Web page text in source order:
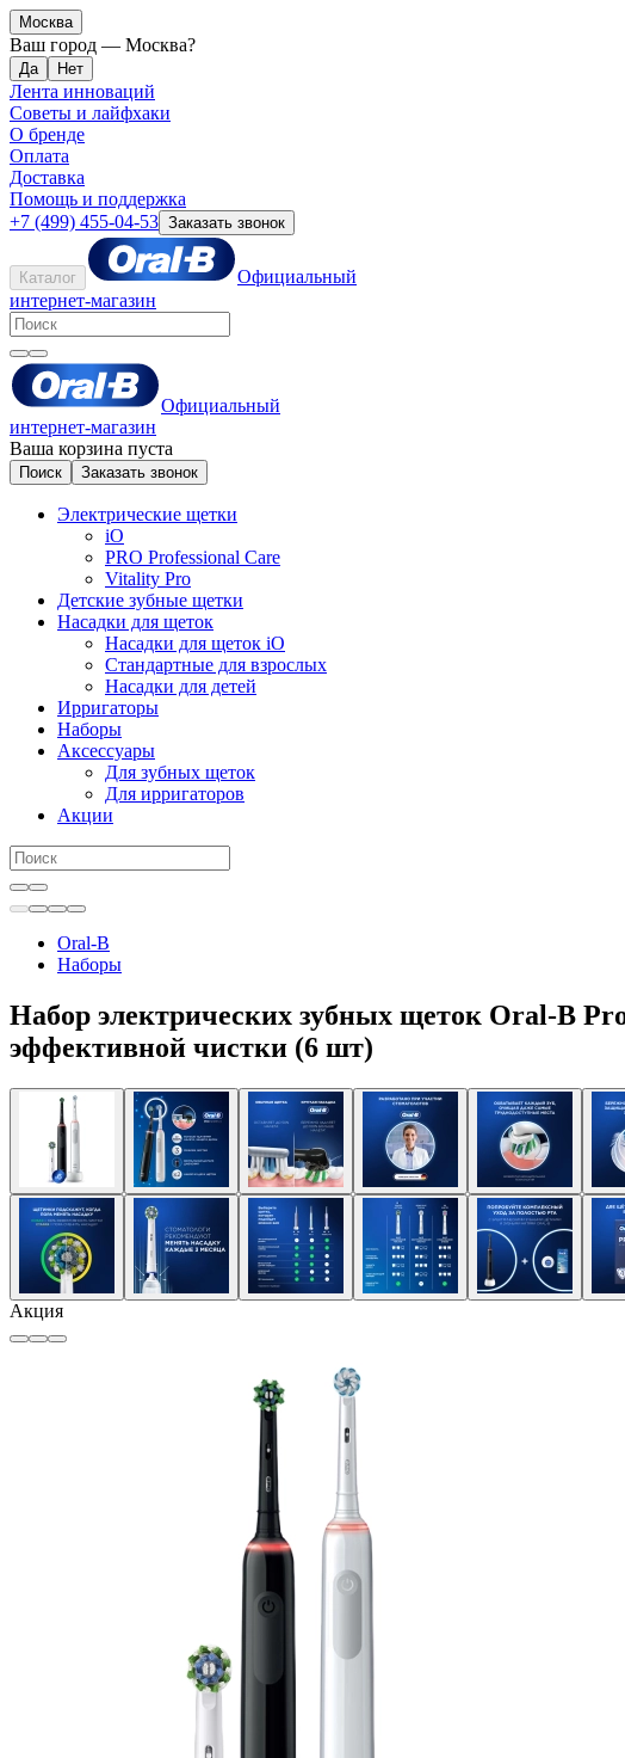
Москва
Ваш город — Москва?
Лента инноваций
Советы и лайфхаки
О бренде
Оплата
Доставка
Помощь и поддержка
+7 (499) 455-04-53 Заказать звонок
Каталог
Официальный
интернет-магазин
Официальный
интернет-магазин
Ваша корзина пуста
Поиск Заказать звонок
Электрические щетки
iO
PRO Professional Care
Vitality Pro
Детские зубные щетки
Насадки для щеток
Насадки для щеток iO
Стандартные для взрослых
Насадки для детей
Ирригаторы
Наборы
Аксессуары
Для зубных щеток
Для ирригаторов
Акции
Oral-B
Наборы
Набор электрических зубных щеток Oral-B
эффективной чистки (6 шт)
Акция